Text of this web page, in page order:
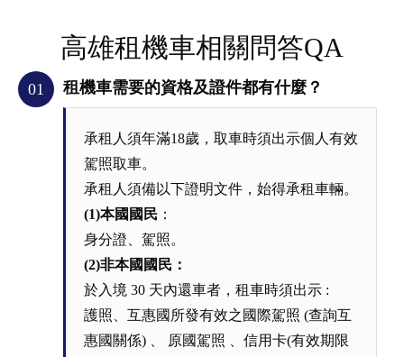
高雄租機車相關問答QA
01 租機車需要的資格及證件都有什麼？
承租人須年滿18歲，取車時須出示個人有效
駕照取車。
承租人須備以下證明文件，始得承租車輛。
(1)本國國民 ：
身分證、駕照。
(2)非本國國民：
於入境 30 天內還車者，租車時須出示 :
護照、互惠國所發有效之國際駕照 (查詢互
惠國關係) 、 原國駕照 、信用卡(有效期限